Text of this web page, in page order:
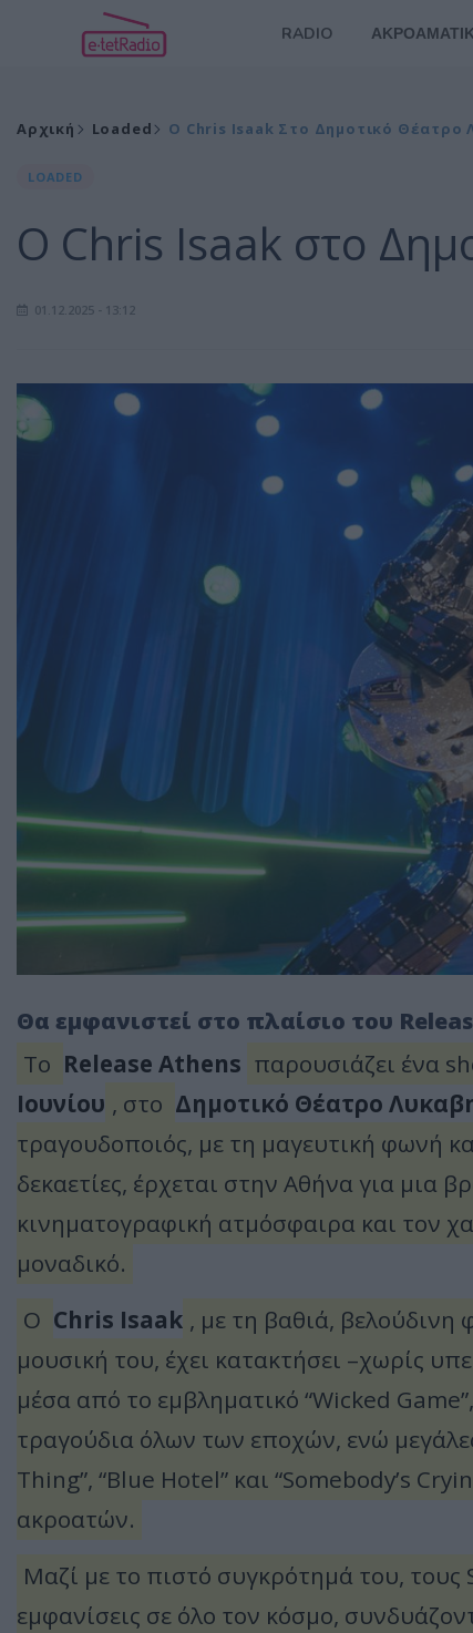
RADIO
Αρχική Loaded Ο Chris Isaak Στο Δημοτικό Θέατρο
LOADED
Ο Chris Isaak στο
01.12.2025 - 13:12
Θα εμφανιστεί στο πλαίσιο του
Το Release Athens παρουσιάζει ένα
Ιουνίου , στο Δημοτικό Θέατρο
τραγουδοποιός, με τη μαγευτική φωνή
δεκαετίες, έρχεται στην Αθήνα για μια
κινηματογραφική ατμόσφαιρα και τον
μοναδικό.
Ο Chris Isaak , με τη βαθιά,
μουσική του, έχει κατακτήσει –χωρίς
μέσα από το εμβληματικό “Wicked
τραγούδια όλων των εποχών, ενώ
Thing”, “Blue Hotel” και “Somebody’s
ακροατών.
Μαζί με το πιστό συγκρότημά του,
εμφανίσεις σε όλο τον κόσμο,